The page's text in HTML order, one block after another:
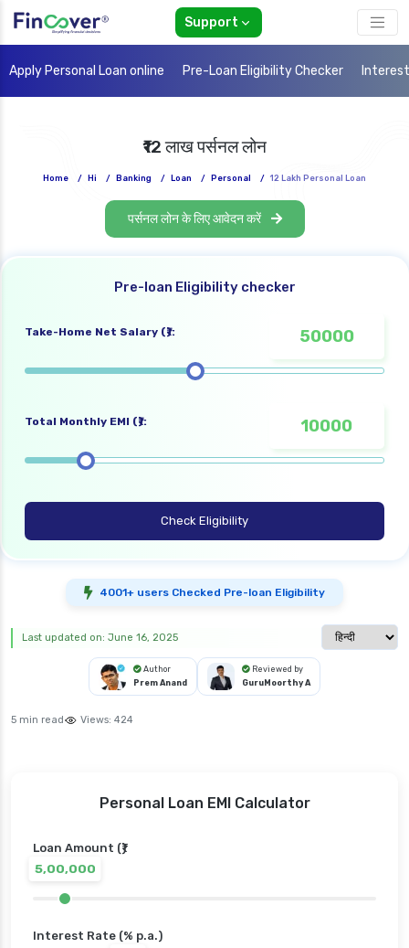
Support
Apply Personal Loan online Pre-Loan Eligibility Checker
₹12 लाख पर्सनल लोन
Home / Hi / Banking / Loan / Personal / 12 Lakh Personal Loan
पर्सनल लोन के लिए आवेदन करें
Pre-loan Eligibility checker
Take-Home Net Salary (₹):
Total Monthly EMI (₹):
Check Eligibility
4001+ users Checked Pre-loan Eligibility
Select
Last updated on: June 16, 2025
Author
Prem Anand
Reviewed by
GuruMoorthy A
5 min read Views: 424
Personal Loan EMI Calculator
Loan Amount (₹)
5,00,000
Interest Rate (% p.a.)